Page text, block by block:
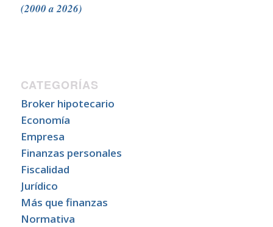
(2000 a 2026)
CATEGORÍAS
Broker hipotecario
Economía
Empresa
Finanzas personales
Fiscalidad
Jurídico
Más que finanzas
Normativa